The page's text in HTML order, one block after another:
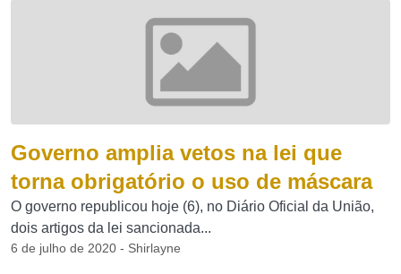
Governo amplia vetos na lei que
torna obrigatório o uso de máscara
O governo republicou hoje (6), no Diário Oficial da União,
dois artigos da lei sancionada...
6 de julho de 2020 - Shirlayne